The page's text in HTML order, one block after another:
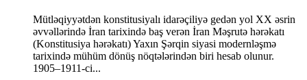
Mütləqiyyətdən konstitusiyalı idarəçiliyə gedən yol XX əsrin
əvvəllərində İran tarixində baş verən İran Məşrutə hərəkatı
(Konstitusiya hərəkatı) Yaxın Şərqin siyasi modernləşmə
tarixində mühüm dönüş nöqtələrindən biri hesab olunur.
1905–1911-ci...